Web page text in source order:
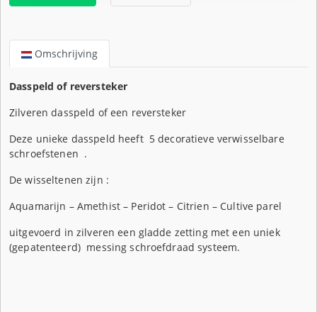
Omschrijving
Dasspeld of reversteker
Zilveren dasspeld of een reversteker
Deze unieke dasspeld heeft 5 decoratieve verwisselbare
schroefstenen .
De wisseltenen zijn :
Aquamarijn – Amethist – Peridot – Citrien – Cultive parel
uitgevoerd in zilveren een gladde zetting met een uniek
(gepatenteerd) messing schroefdraad systeem.